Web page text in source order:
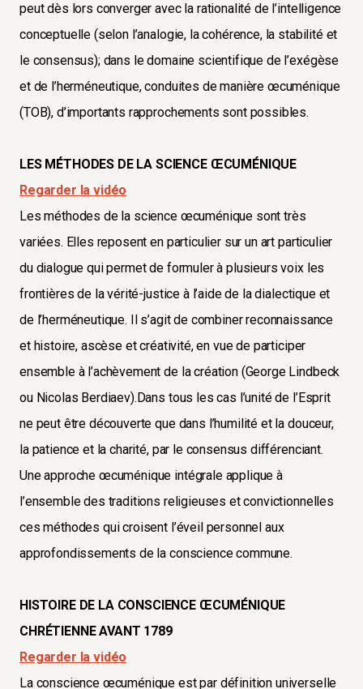
peut dès lors converger avec la rationalité de l’intelligence
conceptuelle (selon l’analogie, la cohérence, la stabilité et
le consensus); dans le domaine scientifique de l’exégèse
et de l’herméneutique, conduites de manière œcuménique
(TOB), d’importants rapprochements sont possibles.
LES MÉTHODES DE LA SCIENCE ŒCUMÉNIQUE
Regarder la vidéo
Les méthodes de la science œcuménique sont très
variées. Elles reposent en particulier sur un art particulier
du dialogue qui permet de formuler à plusieurs voix les
frontières de la vérité-justice à l’aide de la dialectique et
de l’herméneutique. Il s’agit de combiner reconnaissance
et histoire, ascèse et créativité, en vue de participer
ensemble à l’achèvement de la création (George Lindbeck
ou Nicolas Berdiaev).Dans tous les cas l’unité de l’Esprit
ne peut être découverte que dans l’humilité et la douceur,
la patience et la charité, par le consensus différenciant.
Une approche œcuménique intégrale applique à
l’ensemble des traditions religieuses et convictionnelles
ces méthodes qui croisent l’éveil personnel aux
approfondissements de la conscience commune.
HISTOIRE DE LA CONSCIENCE ŒCUMÉNIQUE
CHRÉTIENNE AVANT 1789
Regarder la vidéo
La conscience œcuménique est par définition universelle